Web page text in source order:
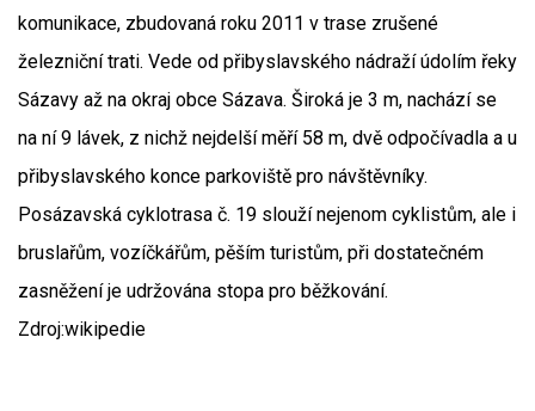
komunikace, zbudovaná roku 2011 v trase zrušené
železniční trati. Vede od přibyslavského nádraží údolím řeky
Sázavy až na okraj obce Sázava. Široká je 3 m, nachází se
na ní 9 lávek, z nichž nejdelší měří 58 m, dvě odpočívadla a u
přibyslavského konce parkoviště pro návštěvníky.
Posázavská cyklotrasa č. 19 slouží nejenom cyklistům, ale i
bruslařům, vozíčkářům, pěším turistům, při dostatečném
zasněžení je udržována stopa pro běžkování.
Zdroj:wikipedie